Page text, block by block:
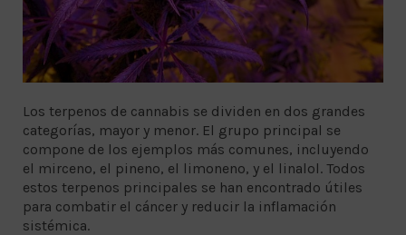
Los terpenos de cannabis se dividen en dos grandes
categorías, mayor y menor. El grupo principal se
compone de los ejemplos más comunes, incluyendo
el mirceno, el pineno, el limoneno, y el linalol. Todos
estos terpenos principales se han encontrado útiles
para combatir el cáncer y reducir la inflamación
sistémica.